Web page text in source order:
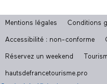
Mentions légales Conditions
Accessibilité : non-conforme
Réservez un weekend
hautsdefrancetourisme.pro